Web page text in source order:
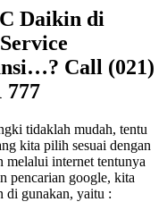
Daikin di
Call (021)
777
tidaklah mudah, tentu
kita pilih sesuai dengan
internet tentunya
pencarian google, kita
di gunakan, yaitu :